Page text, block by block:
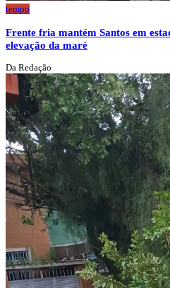
tempo
Frente fria mantém Santos em
elevação da maré
Da Redação